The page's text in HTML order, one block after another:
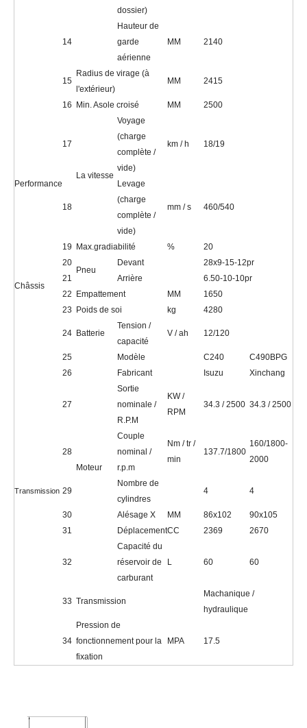
dossier)
14
Hauteur de
garde
aérienne
MM 2140
15
Radius de virage (à
l'extérieur)
MM 2415
16 Min. Asole croisé MM 2500
Performance
17
La vitesse
Voyage
(charge
complète /
vide)
km / h 18/19
18
Levage
(charge
complète /
vide)
mm / s 460/540
19 Max.gradiabilité % 20
Châssis
20
Pneu
Devant
28x9-15-12pr
21
Arrière
6.50-10-10pr
22 Empattement MM
1650
23 Poids de soi kg 4280
Transmission
24 Batterie
Tension /
capacité
V / ah 12/120
25
Moteur
Modèle C240
C490BPG
26
Fabricant Isuzu Xinchang
27
Sortie
nominale /
R.P.M
KW /
RPM
34.3 / 2500 34.3 / 2500
28
Couple
nominal /
r.p.m
Nm / tr /
min
137.7/1800
160/1800-
2000
29
Nombre de
cylindres
4 4
30 Alésage X MM 86x102
90x105
31
DéplacementCC 2369 2670
32
Capacité du
réservoir de
carburant
L 60 60
33 Transmission
Machanique /
hydraulique
34
Pression de
fonctionnement pour la
fixation
MPA 17.5